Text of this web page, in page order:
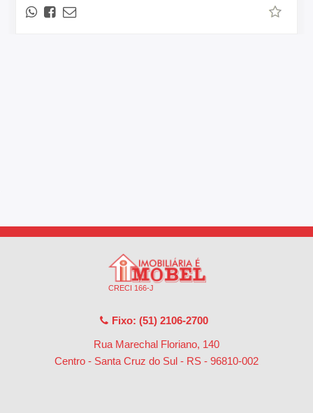
CRECI 166-J
Fixo: (51) 2106-2700
Rua Marechal Floriano, 140
Centro - Santa Cruz do Sul - RS - 96810-002